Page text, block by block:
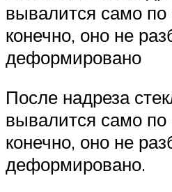
вывалится само по
конечно, оно не
деформировано
После надреза
вывалится само по
конечно, оно не
деформировано.